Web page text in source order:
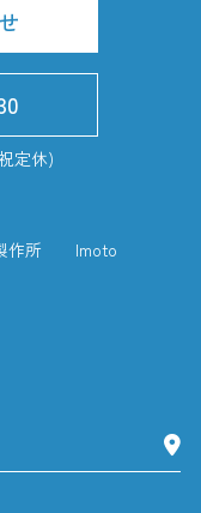
定休)
製作所 Imoto